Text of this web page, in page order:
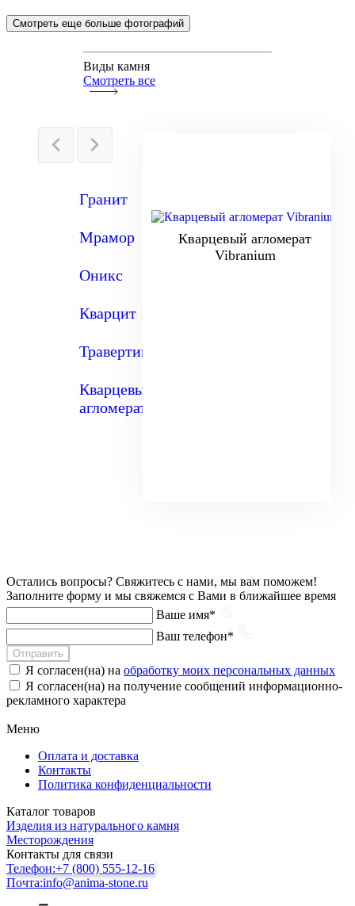
Смотреть еще больше фотографий
Виды камня
Смотреть все
Гранит
Мрамор
Оникс
Кварцит
Травертин
Кварцевый
агломерат
Кварцевый агломерат
Vibranium
Остались вопросы? Свяжитесь с нами, мы вам поможем!
Заполните форму и мы свяжемся с Вами в ближайшее время
Ваше имя*
Ваш телефон*
Отправить
Я согласен(на) на обработку моих персональных данных
Я согласен(на) на получение сообщений информационно-
рекламного характера
Меню
Оплата и доставка
Контакты
Политика конфиденциальности
Каталог товаров
Изделия из натурального камня
Месторождения
Контакты для связи
Телефон:+7 (800) 555-12-16
Почта:info@anima-stone.ru